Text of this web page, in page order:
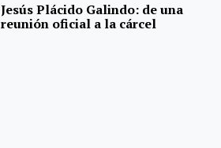
Jesús Plácido Galindo: de una
reunión oficial a la cárcel